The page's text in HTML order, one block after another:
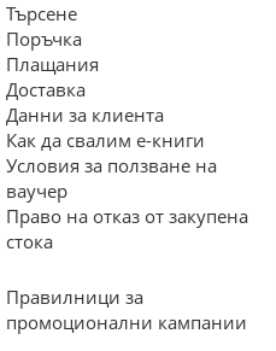
Търсене
Поръчка
Плащания
Доставка
Данни за клиента
Как да свалим е-книги
Условия за ползване на
ваучер
Право на отказ от закупена
стока
Правилници за
промоционални кампании